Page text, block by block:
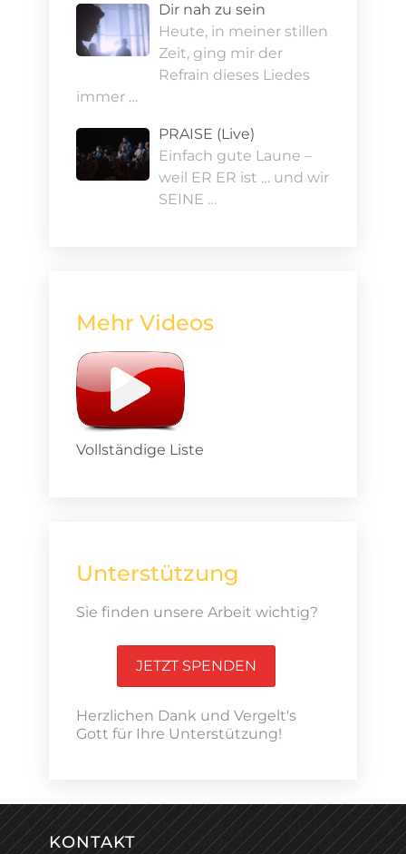
Dir nah zu sein
Heute, in meiner stillen
Zeit, ging mir der
Refrain dieses Liedes
immer …
PRAISE (Live)
Einfach gute Laune –
weil ER ER ist … und wir
SEINE …
Mehr Videos
Vollständige Liste
Unterstützung
Sie finden unsere Arbeit wichtig?
JETZT SPENDEN
Herzlichen Dank und Vergelt's
Gott für Ihre Unterstützung!
KONTAKT